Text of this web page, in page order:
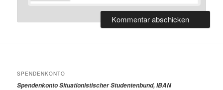
SPENDENKONTO
Spendenkonto Situationistischer Studentenbund, IBAN